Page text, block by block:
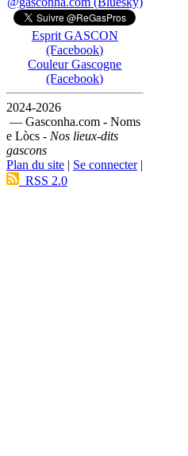
Esprit GASCON
(Facebook)
Couleur Gascogne
(Facebook)
2024-2026
— Gasconha.com - Noms
e Lòcs - Nos lieux-dits
gascons
Plan du site
Se connecter|
RSS 2.0